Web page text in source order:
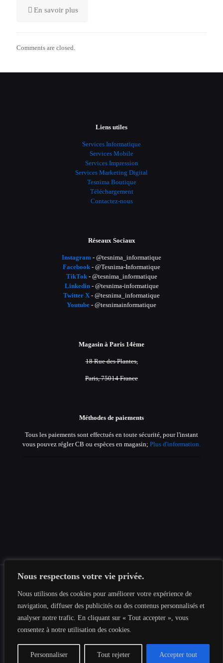
Nous respectons votre vie privée.
Nous utilisons des cookies pour améliorer votre expérience de
navigation, diffuser des publicités ou des contenus personnalisés et
analyser notre trafic. En cliquant sur « Tout accepter », vous
consentez à notre utilisation des cookies.
Personnaliser Tout rejeter Accepter tout
En savoir plus
Comments are closed.
Liens utiles
Services Informatique
Services Mobile
Services Impression
Services Marketing Digital
Tesnima Boutique
Téléchargement
Contactez-nous
Réseaux Sociaux
Instagram - @tesnima_informatique
Facebook - @Tesnima-Informatique
TikTok- @tesnima_informatique
Linkedin- @tesnima-informatique
Twitter X - @tesnima_informatique
Youtube - @tesnimainformatique
Magasin à Paris 14ème
18 Rue des Plantes,
Paris, 75014 France
Méthodes de paiements
Tous les paiements sont effectués en toute sécurité, pour l'instant
vous pouvez régler CB ou espèces en magasin; Plus d'information.
© 2019-2026 Tous les droits sont réservés auTesnima
Informatique|Mentions légales|Politique de confidentialité